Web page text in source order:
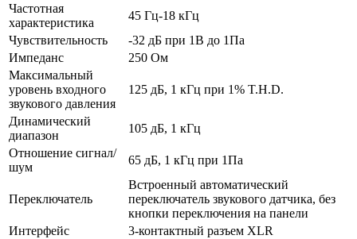
Частотная
характеристика
45 Гц-18 кГц
Чувствительность
-32 дБ при 1В до 1Па
Импеданс
250 Ом
Максимальный
уровень входного
звукового давления
125 дБ, 1 кГц при 1% T.H.D.
Динамический
диапазон
105 дБ, 1 кГц
Отношение сигнал/
шум
65 дБ, 1 кГц при 1Па
Переключатель
Встроенный автоматический
переключатель звукового датчика, без
кнопки переключения на панели
Интерфейс
3-контактный разъем XLR